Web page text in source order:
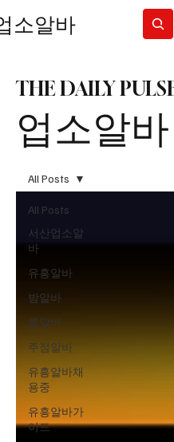
소알바
업소알
THE DAILY
All Posts
서산업소알
바
유흥알바
밤알바
룸알바
주점알바
유흥알바채
용중
유흥알바가
이드
All Posts